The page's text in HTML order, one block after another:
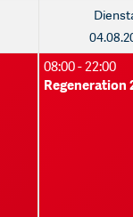
08:00 - 22:00
Regeneration